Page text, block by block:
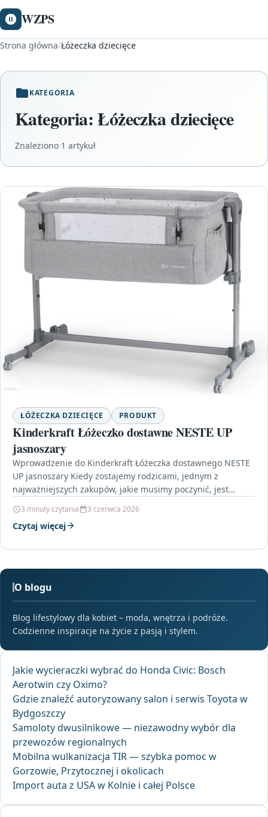
WZPS
Strona główna/Łóżeczka dziecięce
KATEGORIA
Kategoria:Łóżeczka dziecięce
Znaleziono 1 artykuł
ŁÓŻECZKA DZIECIĘCE PRODUKT
Kinderkraft Łóżeczko dostawne NESTE UP
jasnoszary
Wprowadzenie do Kinderkraft Łóżeczka dostawnego NESTE
UP jasnoszary Kiedy zostajemy rodzicami, jednym z
najważniejszych zakupów, jakie musimy poczynić, jest
3 minuty czytania 3 czerwca 2026
Czytaj więcej
O blogu
Blog lifestylowy dla kobiet – moda, wnętrza i podróże.
Codzienne inspiracje na życie z pasją i stylem.
Jakie wycieraczki wybrać do Honda Civic: Bosch
Aerotwin czy Oximo?
Gdzie znaleźć autoryzowany salon i serwis Toyota w
Bydgoszczy
Samoloty dwusilnikowe — niezawodny wybór dla
przewozów regionalnych
Mobilna wulkanizacja TIR — szybka pomoc w
Gorzowie, Przytocznej i okolicach
Import auta z USA w Kolnie i całej Polsce